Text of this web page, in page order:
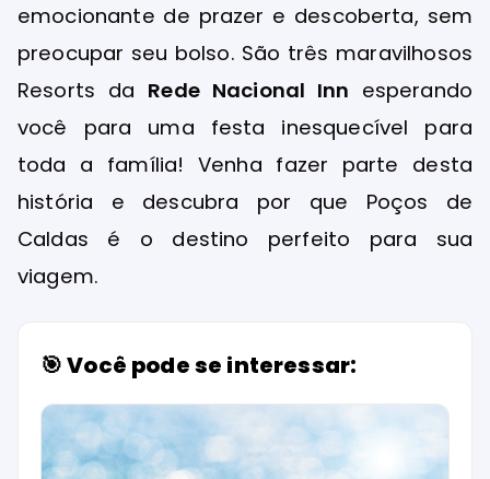
emocionante de prazer e descoberta, sem
preocupar seu bolso. São três maravilhosos
Resorts da Rede Nacional Inn esperando
você para uma festa inesquecível para
toda a família! Venha fazer parte desta
história e descubra por que Poços de
Caldas é o destino perfeito para sua
viagem.
🎯 Você pode se interessar: